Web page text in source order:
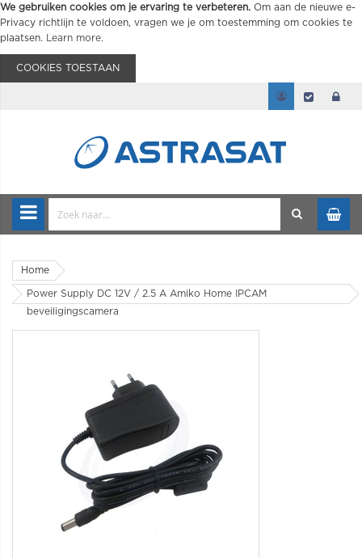
We gebruiken cookies om je ervaring te verbeteren. Om aan de nieuwe e-
Privacy richtlijn te voldoen, vragen we je om toestemming om cookies te
plaatsen.
Learn more.
COOKIES TOESTAAN
Home
Power Supply DC 12V / 2.5 A Amiko Home IPCAM
beveiligingscamera